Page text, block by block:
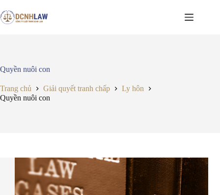
đến
phần
Quyền nuôi con
Trang chủ Giải quyết tranh chấp
Ly hôn
Quyền nuôi con